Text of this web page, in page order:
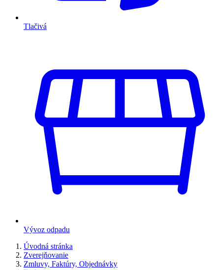
Tlačivá
Vývoz odpadu
Úvodná stránka
Zverejňovanie
Zmluvy, Faktúry, Objednávky